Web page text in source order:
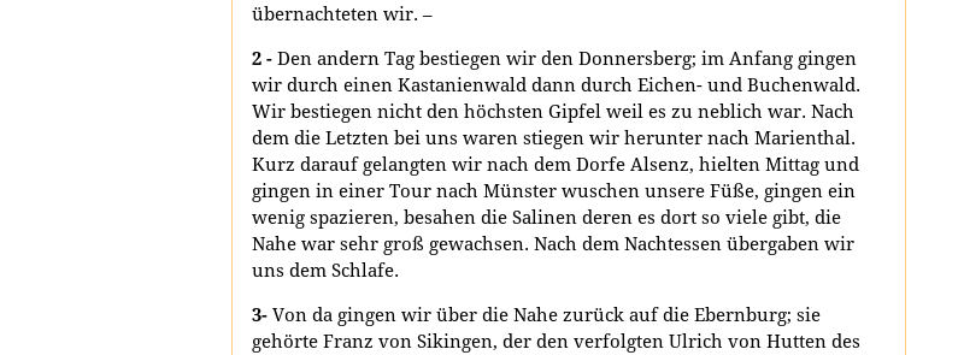
übernachteten wir. –
2 - Den andern Tag bestiegen wir den Donnersberg; im Anfang gingen
wir durch einen Kastanienwald dann durch Eichen- und Buchenwald.
Wir bestiegen nicht den höchsten Gipfel weil es zu neblich war. Nach
dem die Letzten bei uns waren stiegen wir herunter nach Marienthal.
Kurz darauf gelangten wir nach dem Dorfe Alsenz, hielten Mittag und
gingen in einer Tour nach Münster wuschen unsere Füße, gingen ein
wenig spazieren, besahen die Salinen deren es dort so viele gibt, die
Nahe war sehr groß gewachsen. Nach dem Nachtessen übergaben wir
uns dem Schlafe.
3- Von da gingen wir über die Nahe zurück auf die Ebernburg; sie
gehörte Franz von Sikingen, der den verfolgten Ulrich von Hutten des